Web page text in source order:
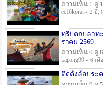
ความเห็น 1 ดู
ee16korat - 2 ปี ,
ทริปตกปลาทะ
ราคม 2569
ความเห็น 0 ดู
kapong99 - 6 เดื
ติดตั้งล้อประ